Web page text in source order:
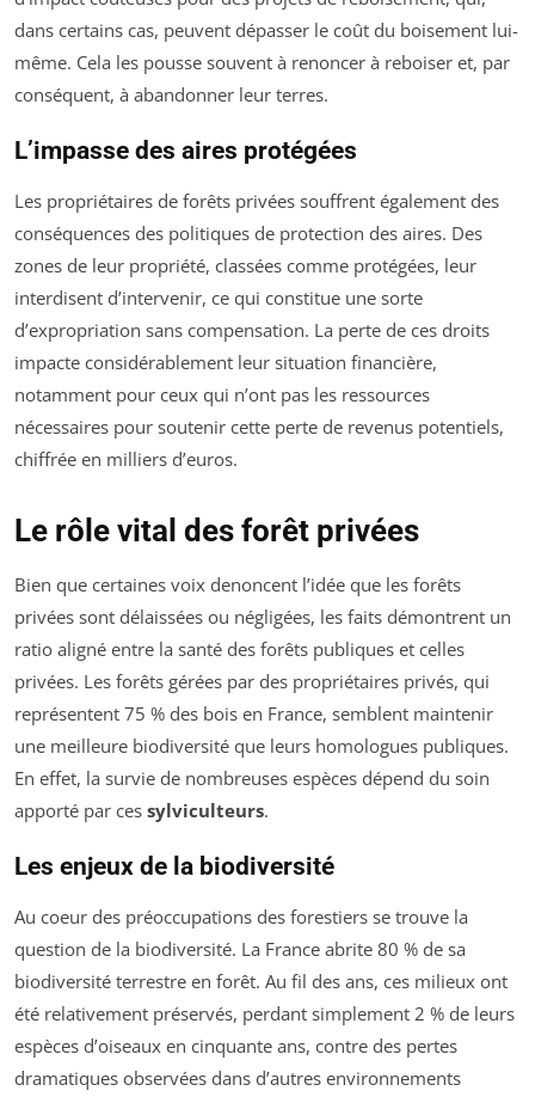
dans certains cas, peuvent dépasser le coût du boisement lui-
même. Cela les pousse souvent à renoncer à reboiser et, par
conséquent, à abandonner leur terres.
L’impasse des aires protégées
Les propriétaires de forêts privées souffrent également des
conséquences des politiques de protection des aires. Des
zones de leur propriété, classées comme protégées, leur
interdisent d’intervenir, ce qui constitue une sorte
d’expropriation sans compensation. La perte de ces droits
impacte considérablement leur situation financière,
notamment pour ceux qui n’ont pas les ressources
nécessaires pour soutenir cette perte de revenus potentiels,
chiffrée en milliers d’euros.
Le rôle vital des forêt privées
Bien que certaines voix denoncent l’idée que les forêts
privées sont délaissées ou négligées, les faits démontrent un
ratio aligné entre la santé des forêts publiques et celles
privées. Les forêts gérées par des propriétaires privés, qui
représentent 75 % des bois en France, semblent maintenir
une meilleure biodiversité que leurs homologues publiques.
En effet, la survie de nombreuses espèces dépend du soin
apporté par ces sylviculteurs.
Les enjeux de la biodiversité
Au coeur des préoccupations des forestiers se trouve la
question de la biodiversité. La France abrite 80 % de sa
biodiversité terrestre en forêt. Au fil des ans, ces milieux ont
été relativement préservés, perdant simplement 2 % de leurs
espèces d’oiseaux en cinquante ans, contre des pertes
dramatiques observées dans d’autres environnements